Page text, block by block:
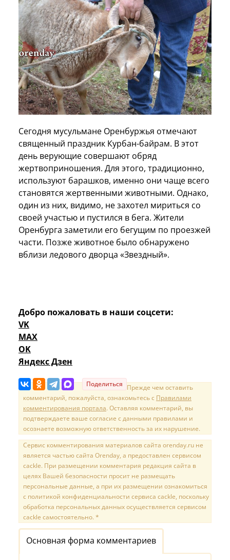
Сегодня мусульмане Оренбуржья отмечают
священный праздник Курбан-байрам. В этот
день верующие совершают обряд
жертвоприношения. Для этого, традиционно,
используют барашков, именно они чаще всего
становятся жертвенными животными. Однако,
один из них, видимо, не захотел мириться со
своей участью и пустился в бега. Жители
Оренбурга заметили его бегущим по проезжей
части. Позже животное было обнаружено
вблизи ледового дворца «Звездный».
Добро пожаловать в наши соцсети:
VK
MAX
OK
Яндекс Дзен
Поделиться Прежде чем оставить
комментарий, пожалуйста, ознакомьтесь с Правилами
комментирования портала. Оставляя комментарий, вы
подтверждаете ваше согласие с данными правилами и
осознаете возможную ответственность за их нарушение.
Сервис комментирования материалов сайта orenday.ru не
является частью сайта Orenday, а предоставлен сервисом
cackle. При размещении комментария редакция сайта в
целях Вашей безопасности просит не размещать
персональные данные, а при их размещении ознакомиться
с политикой конфиденциальности сервиса cackle, поскольку
обработка персональных данных осуществляется сервисом
cackle самостоятельно. *
Основная форма комментариев